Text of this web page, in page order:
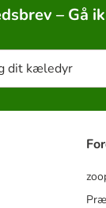
– Gå
dit kæledyr